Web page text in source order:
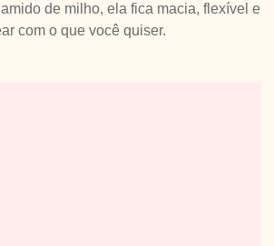
de milho, ela fica macia, flexível e
com o que você quiser.